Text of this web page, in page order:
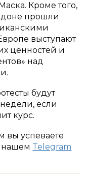
Кроме того,
прошли
выступают
ценностей и
над
будут
если
курс.
вы успеваете
нашем Telegram